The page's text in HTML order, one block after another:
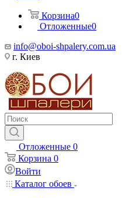
Корзина0
Отложенные0
info@oboi-shpalery.com.ua
г. Киев
Отложенные 0
Корзина 0
Войти
Каталог обоев